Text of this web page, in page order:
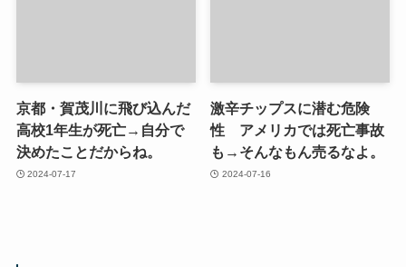
京都・賀茂川に飛び込んだ
高校1年生が死亡→自分で
決めたことだからね。
2024-07-17
激辛チップスに潜む危険
性 アメリカでは死亡事故
も→そんなもん売るなよ。
2024-07-16